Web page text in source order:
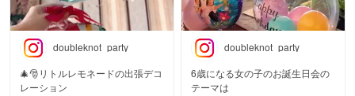
#進緑深縁
#lightupforexcellence💡
#trayboyd
#yerrpp
#生誕祭
#本人不在の誕生日
#レモネードスタンド
#みんなのレモネード
#みんレモ
#バルーンフォトブース
#風船装飾
ご友人にも旦那様にも内緒で当日
を迎えた性別発表。
ピンクが出たら女の子。
ブルーが出たら男の子。
doubleknot_party
🎄🎅リトルレモネードの出張デコ
レーション
doubleknot_party
6歳になる女の子のお誕生日会の
テーマは